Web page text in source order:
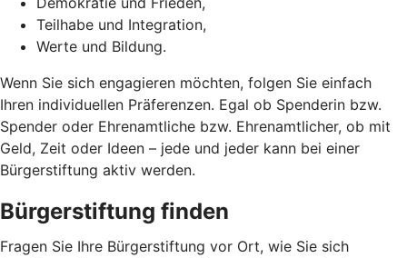
Teilhabe und Integration,
Werte und Bildung.
Wenn Sie sich engagieren möchten, folgen Sie einfach
Ihren individuellen Präferenzen. Egal ob Spenderin bzw.
Spender oder Ehrenamtliche bzw. Ehrenamtlicher, ob mit
Geld, Zeit oder Ideen – jede und jeder kann bei einer
Bürgerstiftung aktiv werden.
Bürgerstiftung finden
Fragen Sie Ihre Bürgerstiftung vor Ort, wie Sie sich